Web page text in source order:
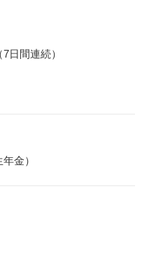
日間連続）
金）